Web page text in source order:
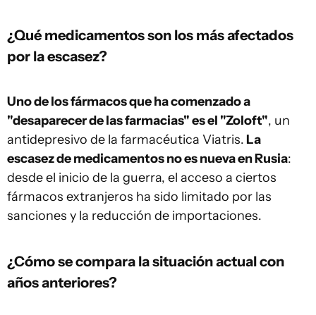
¿Qué medicamentos son los más afectados
por la escasez?
Uno de los fármacos que ha comenzado a
"desaparecer de las farmacias" es el "Zoloft", un
antidepresivo de la farmacéutica Viatris. La
escasez de medicamentos no es nueva en Rusia:
desde el inicio de la guerra, el acceso a ciertos
fármacos extranjeros ha sido limitado por las
sanciones y la reducción de importaciones.
¿Cómo se compara la situación actual con
años anteriores?